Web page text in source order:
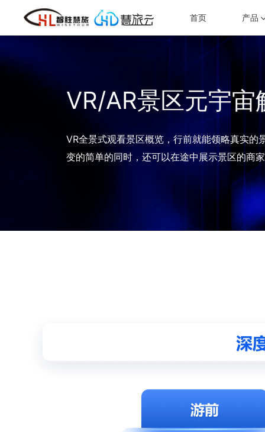
首页 产品
票务一体化云平台
聚焦票务，贯通线上线下业务。
一机游”服务平台
VR/AR景区元宇宙解决方案
VR全景式观看景区概览，行前就能领略真实的景区风采。
VR/AR景区元宇宙
VR全景式观看景区概览，行前就能领略真实的
变的简单的同时，还可以在途中展示景区的商